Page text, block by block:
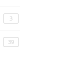
3
39